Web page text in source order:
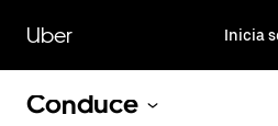
contenido
principal
Uber Inicia
Conduce